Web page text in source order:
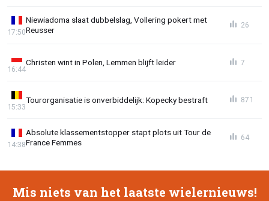
Niewiadoma slaat dubbelslag, Vollering pokert met
Reusser
17:50
26
Christen wint in Polen, Lemmen blijft leider
16:44
7
Tourorganisatie is onverbiddelijk: Kopecky bestraft
15:33
871
Absolute klassementstopper stapt plots uit Tour de
France Femmes
14:38
64
Mis niets van het laatste wielernieuws!